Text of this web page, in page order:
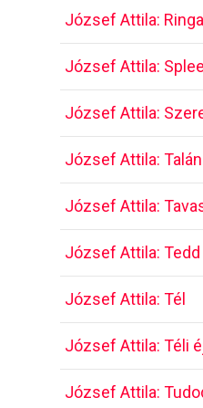
József Attila:
József Attila:
József Attila:
József Attila:
József Attila:
József Attila: Tedd
József Attila: Tél
József Attila: Téli
József Attila: